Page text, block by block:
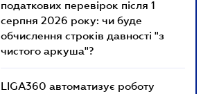
податкових перевірок після 1
серпня 2026 року: чи буде
обчислення строків давності "з
чистого аркуша"?
LIGA360 автоматизує роботу